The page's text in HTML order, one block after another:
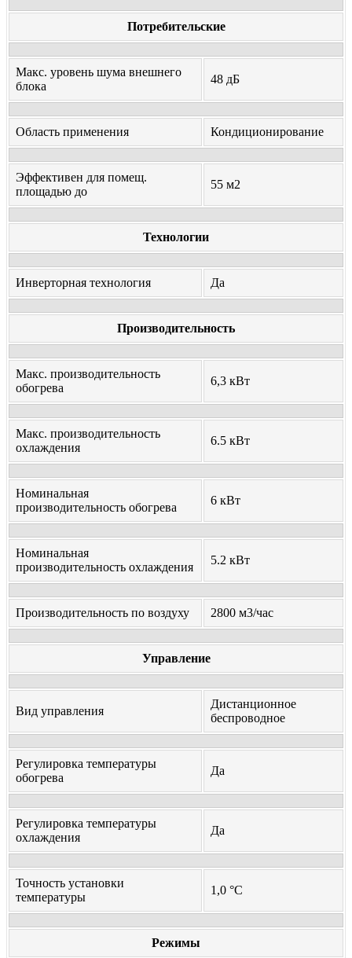
Потребительские
Макс. уровень шума внешнего
блока
48 дБ
Область применения Кондиционирование
Эффективен для помещ.
площадью до
55 м2
Технологии
Инверторная технология Да
Производительность
Макс. производительность
обогрева
6,3 кВт
Макс. производительность
охлаждения
6.5 кВт
Номинальная
производительность обогрева
6 кВт
Номинальная
производительность охлаждения
5.2 кВт
Производительность по воздуху 2800 м3/час
Управление
Вид управления
Дистанционное
беспроводное
Регулировка температуры
обогрева
Да
Регулировка температуры
охлаждения
Да
Точность установки
температуры
1,0 °С
Режимы